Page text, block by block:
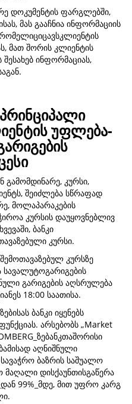
დოკუმენტის ფარგლებში,
მას გააჩნია ინფორმაციის
რომელიციცავსკლიენტის
მათ შორის კლიენტის
ინფორმაციას,
უფლება-
გამომდინარე, კურსი,
შეიძლება სწრაფად
მოლაპარაკების
კურსის დაუყოვნებლივ
ბანკი
კურსი.
კურსზე
გარიგების აღსრულება
18:00 საათისა.
ბანკი იყენებს
არსებობს „Market
აღნიშნული
ბაზრის საშუალო
მაღალი დისქაუნთისგაწერა
99%_მდე, მით უფრო კარგ